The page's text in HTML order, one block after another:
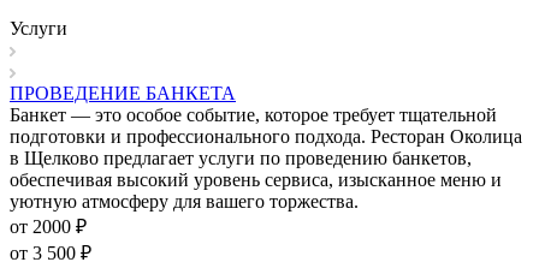
Услуги
ПРОВЕДЕНИЕ БАНКЕТА
Банкет — это особое событие, которое требует тщательной
подготовки и профессионального подхода. Ресторан Околица
в Щелково предлагает услуги по проведению банкетов,
обеспечивая высокий уровень сервиса, изысканное меню и
уютную атмосферу для вашего торжества.
от 2000 ₽
от 3 500 ₽